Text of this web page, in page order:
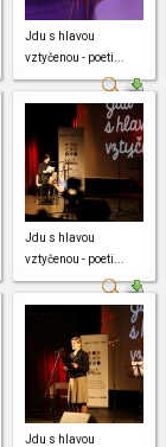
Jdu s hlavou
vztyčenou - poeti...
Jdu s hlavou
vztyčenou - poeti...
Jdu s hlavou